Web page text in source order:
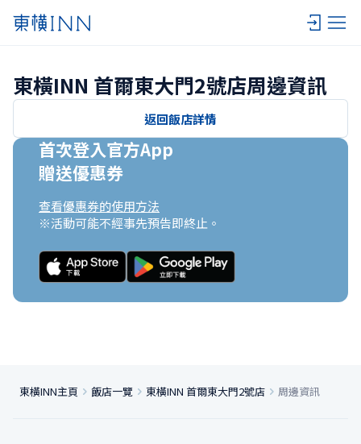
東橫INN 首爾東大門2號店周邊資訊
返回飯店詳情
首次登入官方App
贈送優惠券
查看優惠券的使用方法
※活動可能不經事先預告即終止。
東橫INN主頁 飯店一覽 東橫INN 首爾東大門2號店 周邊資訊